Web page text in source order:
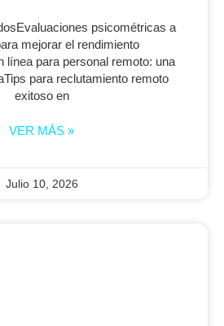
psicométricas a
mejorar el rendimiento
línea para personal remoto: una
para reclutamiento remoto
exitoso en
VER MÁS »
Julio 10, 2026